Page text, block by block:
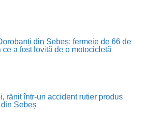
din Sebeș: fermeie de 66 de
a fost lovită de o motocicletă
rănit într-un accident rutier produs
Sebeș